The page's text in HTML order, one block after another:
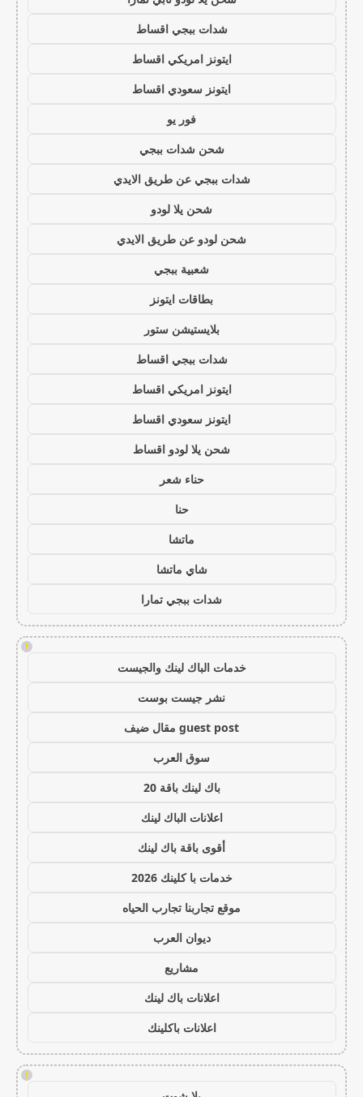
شدات ببجي اقساط
ايتونز امريكي اقساط
ايتونز سعودي اقساط
فور يو
شحن شدات ببجي
شدات ببجي عن طريق الايدي
شحن يلا لودو
شحن لودو عن طريق الايدي
شعبية ببجي
بطاقات ايتونز
بلايستيشن ستور
شدات ببجي اقساط
ايتونز امريكي اقساط
ايتونز سعودي اقساط
شحن يلا لودو اقساط
حناء شعر
حنا
ماتشا
شاي ماتشا
شدات ببجي تمارا
!
خدمات الباك لينك والجيست
نشر جيست بوست
guest post مقال ضيف
سوق العرب
باك لينك باقة 20
اعلانات الباك لينك
أقوى باقة باك لينك
خدمات با كلينك 2026
موقع تجاربنا تجارب الحياه
ديوان العرب
مشاريع
اعلانات باك لينك
اعلانات باكلينك
!